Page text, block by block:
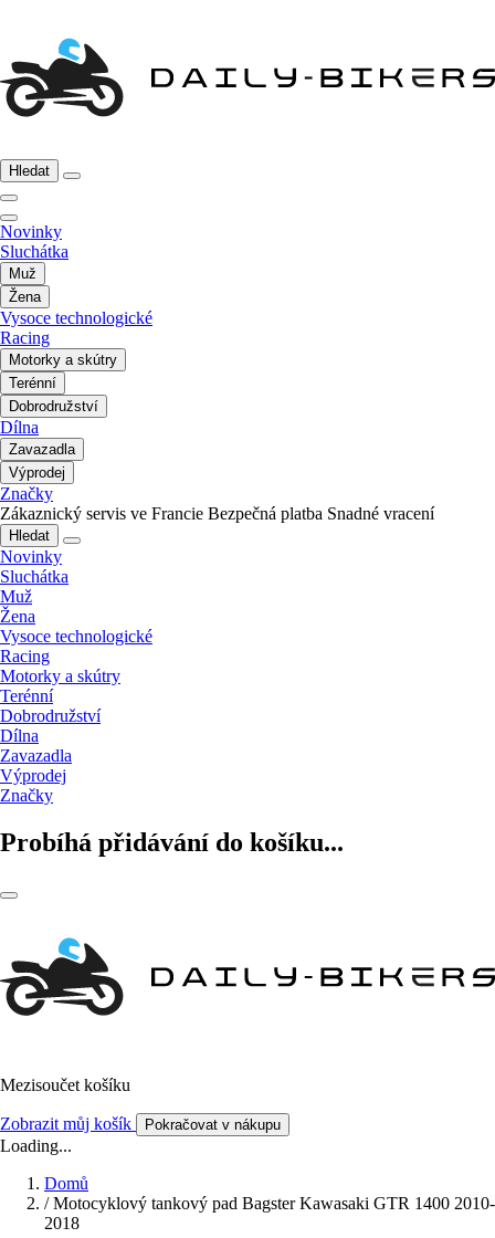
Hledat
Novinky
Sluchátka
Muž
Žena
Vysoce technologické
Racing
Motorky a skútry
Terénní
Dobrodružství
Dílna
Zavazadla
Výprodej
Značky
Zákaznický servis ve Francie Bezpečná platba Snadné vracení
Hledat
Novinky
Sluchátka
Muž
Žena
Vysoce technologické
Racing
Motorky a skútry
Terénní
Dobrodružství
Dílna
Zavazadla
Výprodej
Značky
Probíhá přidávání do košíku...
Mezisoučet košíku
Zobrazit můj košík Pokračovat v nákupu
Loading...
Domů
/ Motocyklový tankový pad Bagster Kawasaki GTR 1400 2010-
2018